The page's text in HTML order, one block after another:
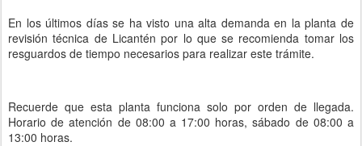
En los últimos días se ha visto una alta demanda en la planta de
revisión técnica de Licantén por lo que se recomienda tomar los
resguardos de tiempo necesarios para realizar este trámite.
Recuerde que esta planta funciona solo por orden de llegada.
Horario de atención de 08:00 a 17:00 horas, sábado de 08:00 a
13:00 horas.